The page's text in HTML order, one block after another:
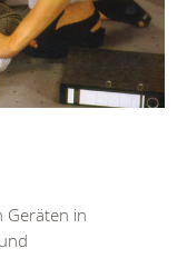
Geräten in